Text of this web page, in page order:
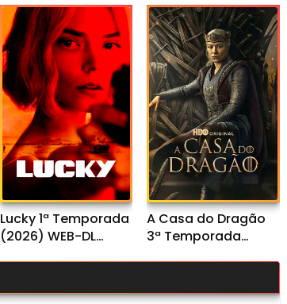
Lucky 1ª Temporada
(2026) WEB-DL
A Casa do Dragão
3ª Temporada